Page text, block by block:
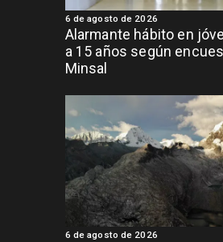
Alarmante hábito en
a 15 años según
Minsal
6 de agosto de 2026
6 de agosto de 2026